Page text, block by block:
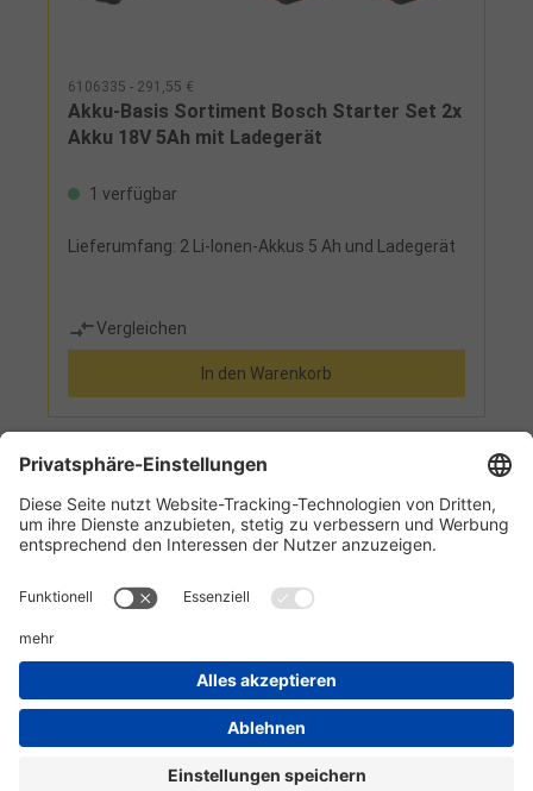
6106335 - 291,55 €
Akku-Basis Sortiment Bosch Starter Set 2x
Akku 18V 5Ah mit Ladegerät
1 verfügbar
Lieferumfang: 2 Li-Ionen-Akkus 5 Ah und Ladegerät
Vergleichen
In den Warenkorb
1 2 3
Informationen
Kundenservice